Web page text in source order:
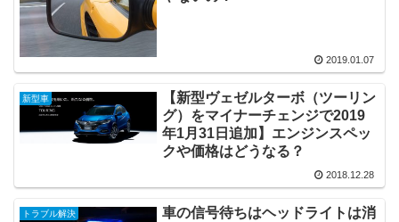
2019.01.07
新型車
【新型ヴェゼルターボ（ツーリン
グ）をマイナーチェンジで2019
年1月31日追加】エンジンスペッ
クや価格はどうなる？
2018.12.28
トラブル解決
車の信号待ちはヘッドライトは消